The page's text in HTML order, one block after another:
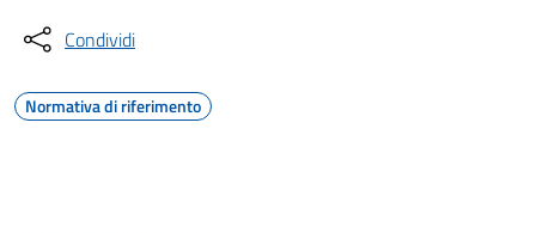
Condividi
Normativa di riferimento